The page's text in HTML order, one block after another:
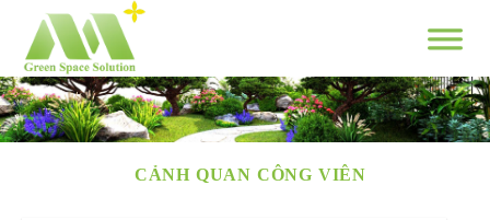
content
CẢNH QUAN CÔNG VIÊN